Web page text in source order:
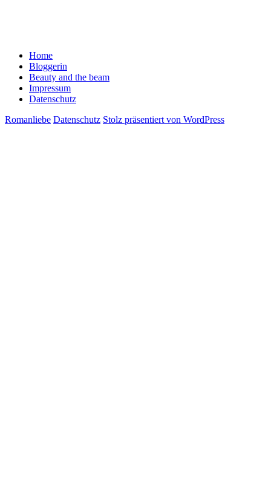
Home
Bloggerin
Beauty and the beam
Impressum
Datenschutz
Romanliebe Datenschutz Stolz präsentiert von WordPress